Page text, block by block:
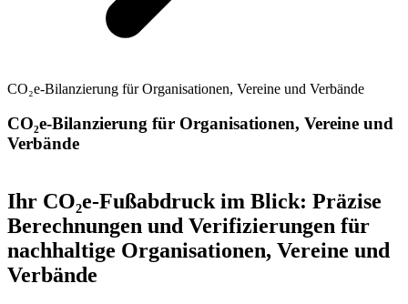
CO₂e-Bilanzierung für Organisationen, Vereine und Verbände
CO₂e-Bilanzierung für Organisationen, Vereine und
Verbände
Ihr CO₂e-Fußabdruck im Blick: Präzise
Berechnungen und Verifizierungen für
nachhaltige Organisationen, Vereine und
Verbände